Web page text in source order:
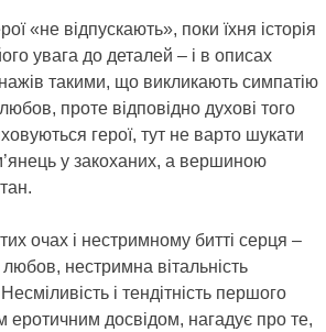
«не відпускають», поки їхня історія
увага до деталей – і в описах
такими, що викликають симпатію
проте відповідно духові того
герої, тут не варто шукати
у закоханих, а вершиною
очах і нестримному битті серця –
нестримна вітальність
і тендітність першого
досвідом, нагадує про те,